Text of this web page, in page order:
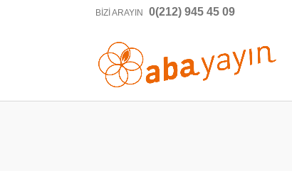
BIZI ARAYIN 0(212) 945 45 09